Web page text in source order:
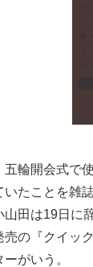
輪開会式で
いたことを雑
山田は19日に
売の『クイッ
ーがいう。